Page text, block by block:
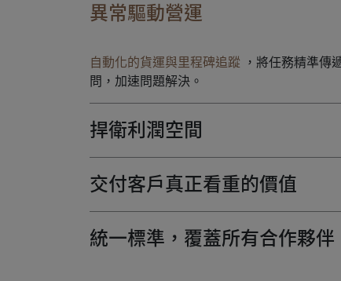
異常驅動營運
自動化的貨運與里程碑追蹤 ，將任務精準傳
問，加速問題解決。
捍衛利潤空間
交付客戶真正看重的價值
統一標準，覆蓋所有合作夥伴